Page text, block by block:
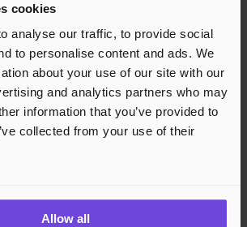
cookies
analyse our traffic, to provide social
to personalise content and ads. We
about your use of our site with our
and analytics partners who may
information that you’ve provided to
collected from your use of their
Allow all